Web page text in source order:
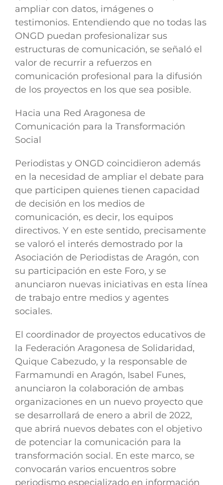
ampliar con datos, imágenes o
testimonios. Entendiendo que no todas las
ONGD puedan profesionalizar sus
estructuras de comunicación, se señaló el
valor de recurrir a refuerzos en
comunicación profesional para la difusión
de los proyectos en los que sea posible.
Hacia una Red Aragonesa de
Comunicación para la Transformación
Social
Periodistas y ONGD coincidieron además
en la necesidad de ampliar el debate para
que participen quienes tienen capacidad
de decisión en los medios de
comunicación, es decir, los equipos
directivos. Y en este sentido, precisamente
se valoró el interés demostrado por la
Asociación de Periodistas de Aragón, con
su participación en este Foro, y se
anunciaron nuevas iniciativas en esta línea
de trabajo entre medios y agentes
sociales.
El coordinador de proyectos educativos de
la Federación Aragonesa de Solidaridad,
Quique Cabezudo, y la responsable de
Farmamundi en Aragón, Isabel Funes,
anunciaron la colaboración de ambas
organizaciones en un nuevo proyecto que
se desarrollará de enero a abril de 2022,
que abrirá nuevos debates con el objetivo
de potenciar la comunicación para la
transformación social. En este marco, se
convocarán varios encuentros sobre
periodismo especializado en información